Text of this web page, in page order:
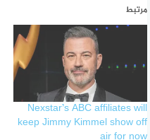
مرتبط
Nexstar’s ABC affiliates will
keep Jimmy Kimmel show off
air for now